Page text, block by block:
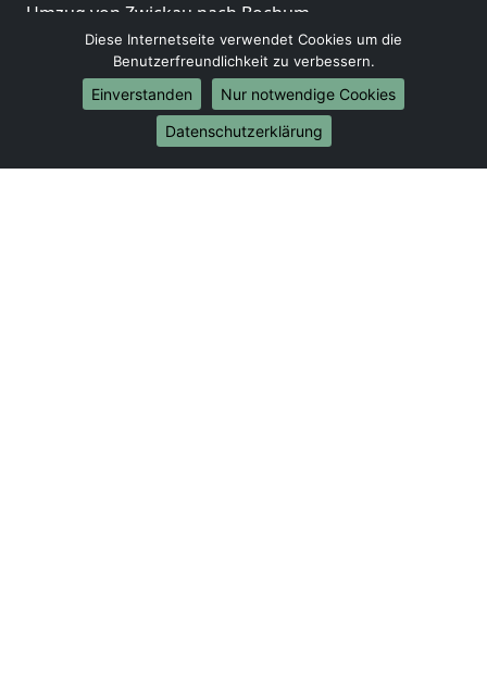
Umzug von Zwickau nach Bochum
Umzug von Zwickau nach Wuppertal
Umzug von Zwickau nach Bielefeld
Umzug von Zwickau nach Bonn
Umzug von Zwickau nach Münster
Diese Internetseite verwendet Cookies um die
Benutzerfreundlichkeit zu verbessern.
Einverstanden
Nur notwendige Cookies
Datenschutzerklärung